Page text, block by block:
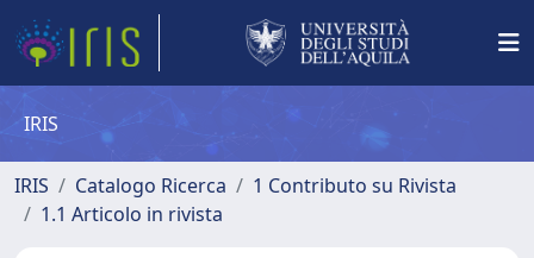
IRIS
IRIS Catalogo Ricerca
1 Contributo su Rivista
1.1 Articolo in rivista